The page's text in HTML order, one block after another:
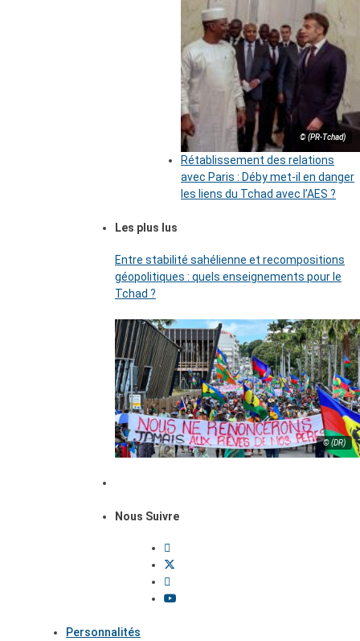
© (PR-Tchad)
Rétablissement des relations
avec Paris : Déby met-il en danger
les liens du Tchad avec l’AES ?
Les plus lus
Entre stabilité sahélienne et recompositions
géopolitiques : quels enseignements pour le
Tchad ?
© (DR)
Nous Suivre
Personnalités